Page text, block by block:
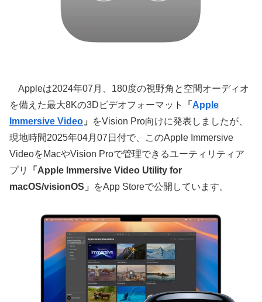
Appleは2024年07月、180度の視野角と空間オーディオ
を備えた最大8Kの3Dビデオフォーマット
「 Apple
Immersive Video 」
をVision Pro向けに発表しましたが、
現地時間2025年04月07日付で、このApple Immersive
VideoをMacやVision Proで管理できるユーティリティア
プリ
「Apple Immersive Video Utility for
macOS/visionOS」
をApp Storeで公開しています。